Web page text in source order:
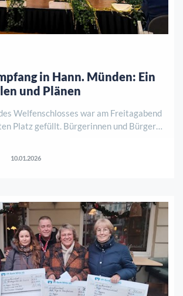
in Hann. Münden: Ein
und Plänen
Welfenschlosses war am Freitagabend
Platz gefüllt. Bürgerinnen und Bürger,
10.01.2026